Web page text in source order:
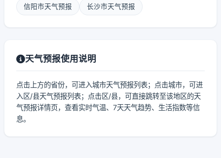
信阳市天气预报 长沙市天气预报
天气预报使用说明
点击上方的省份，可进入城市天气预报列表；点击城市，可进
入区/县天气预报列表；点击区/县，可直接跳转至该地区的天
气预报详情页，查看实时气温、7天天气趋势、生活指数等信
息。